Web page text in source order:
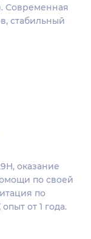
Современная
стабильный
оказание
по своей
по
от 1 года.